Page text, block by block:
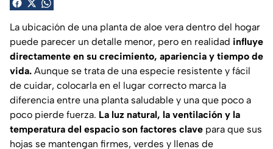
La ubicación de una planta de aloe vera dentro del hogar
puede parecer un detalle menor, pero en realidad influye
directamente en su crecimiento, apariencia y tiempo de
vida. Aunque se trata de una especie resistente y fácil
de cuidar, colocarla en el lugar correcto marca la
diferencia entre una planta saludable y una que poco a
poco pierde fuerza. La luz natural, la ventilación y la
temperatura del espacio son factores clave para que sus
hojas se mantengan firmes, verdes y llenas de